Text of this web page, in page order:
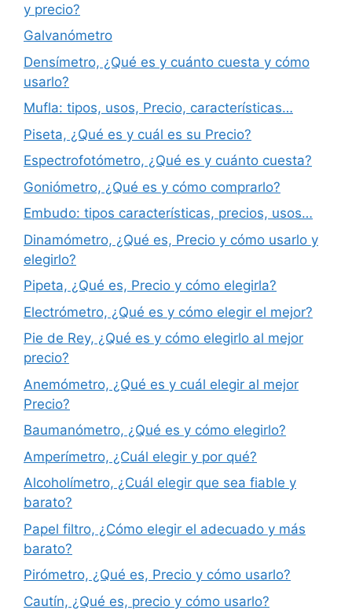
y precio?
Galvanómetro
Densímetro, ¿Qué es y cuánto cuesta y cómo
usarlo?
Mufla: tipos, usos, Precio, características…
Piseta, ¿Qué es y cuál es su Precio?
Espectrofotómetro, ¿Qué es y cuánto cuesta?
Goniómetro, ¿Qué es y cómo comprarlo?
Embudo: tipos características, precios, usos…
Dinamómetro, ¿Qué es, Precio y cómo usarlo y
elegirlo?
Pipeta, ¿Qué es, Precio y cómo elegirla?
Electrómetro, ¿Qué es y cómo elegir el mejor?
Pie de Rey, ¿Qué es y cómo elegirlo al mejor
precio?
Anemómetro, ¿Qué es y cuál elegir al mejor
Precio?
Baumanómetro, ¿Qué es y cómo elegirlo?
Amperímetro, ¿Cuál elegir y por qué?
Alcoholímetro, ¿Cuál elegir que sea fiable y
barato?
Papel filtro, ¿Cómo elegir el adecuado y más
barato?
Pirómetro, ¿Qué es, Precio y cómo usarlo?
Cautín, ¿Qué es, precio y cómo usarlo?